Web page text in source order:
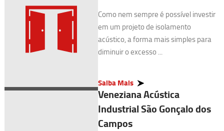
Como nem sempre é possível investir
em um projeto de isolamento
acústico, a forma mais simples para
diminuir o excesso ...
Saiba Mais
Veneziana Acústica
Industrial São Gonçalo dos
Campos